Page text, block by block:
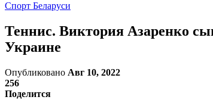
Спорт Беларуси
Теннис. Виктория Азаренко
Украине
Опубликовано Авг 10, 2022
256
Поделится